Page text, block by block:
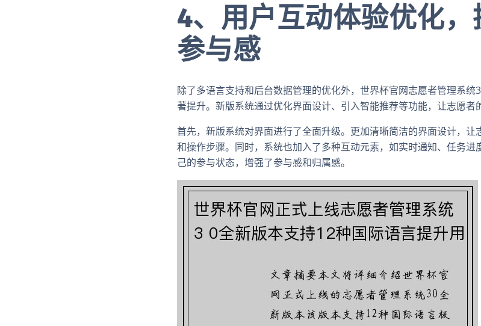
4、用户互动体验优化
参与感
除了多语言支持和后台数据管理的优化外，世界杯官网志愿者管理系
著提升。新版系统通过优化界面设计、引入智能推荐等功能，让志愿者
首先，新版系统对界面进行了全面升级。更加清晰简洁的界面设计，
和操作步骤。同时，系统也加入了多种互动元素，如实时通知、任务进
己的参与状态，增强了参与感和归属感。